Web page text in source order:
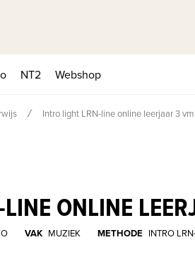
NT2 Webshop
Intro light LRN-line online leerjaar 3
ONLINE
VAK MUZIEK METHODE INTRO